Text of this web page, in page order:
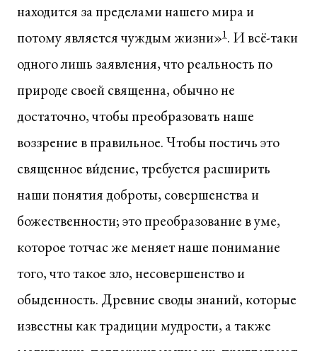
находится за пределами нашего мира и
потому является чуждым жизни»1 . И всё-таки
одного лишь заявления, что реальность по
природе своей священна, обычно не
достаточно, чтобы преобразовать наше
воззрение в правильное. Чтобы постичь это
священное ви́дение, требуется расширить
наши понятия доброты, совершенства и
божественности; это преобразование в уме,
которое тотчас же меняет наше понимание
того, что такое зло, несовершенство и
обыденность. Древние своды знаний, которые
известны как традиции мудрости, а также